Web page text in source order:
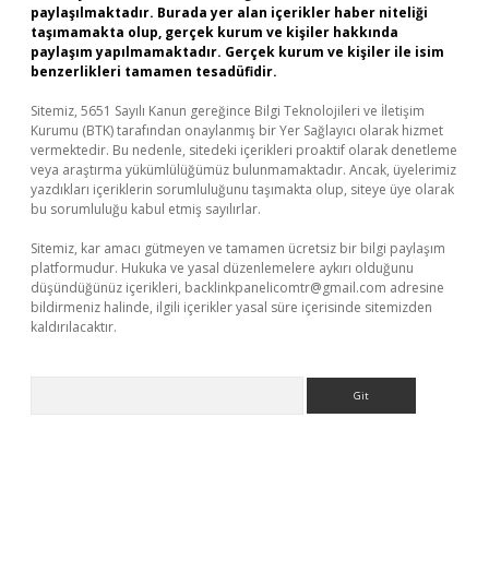
paylaşılmaktadır. Burada yer alan içerikler haber niteliği
taşımamakta olup, gerçek kurum ve kişiler hakkında
paylaşım yapılmamaktadır. Gerçek kurum ve kişiler ile isim
benzerlikleri tamamen tesadüfidir.
Sitemiz, 5651 Sayılı Kanun gereğince Bilgi Teknolojileri ve İletişim
Kurumu (BTK) tarafından onaylanmış bir Yer Sağlayıcı olarak hizmet
vermektedir. Bu nedenle, sitedeki içerikleri proaktif olarak denetleme
veya araştırma yükümlülüğümüz bulunmamaktadır. Ancak, üyelerimiz
yazdıkları içeriklerin sorumluluğunu taşımakta olup, siteye üye olarak
bu sorumluluğu kabul etmiş sayılırlar.
Sitemiz, kar amacı gütmeyen ve tamamen ücretsiz bir bilgi paylaşım
platformudur. Hukuka ve yasal düzenlemelere aykırı olduğunu
düşündüğünüz içerikleri, backlinkpanelicomtr@gmail.com adresine
bildirmeniz halinde, ilgili içerikler yasal süre içerisinde sitemizden
kaldırılacaktır.